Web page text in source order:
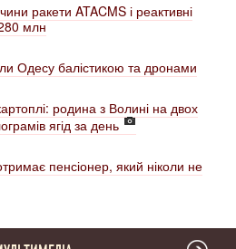
ракети ATACMS і реактивні
млн
Одесу балістикою та дронами
родина з Волині на двох
ягід за день
пенсіонер, який ніколи не